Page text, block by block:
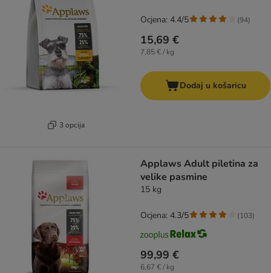
3 opcija
15,69 €
7,85 € / kg
Ocjena: 4.4/5 (94)
Dodaj u košaricu
Applaws Adult piletina za
velike pasmine
15 kg
99,99 €
6,67 € / kg
Ocjena: 4.3/5 (103)